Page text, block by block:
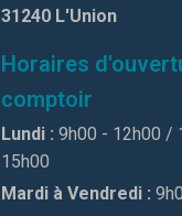
31240 L'Union
Horaires
comptoir
Lundi : 9h00 - 12h00 /
15h00
Mardi à Vendredi :